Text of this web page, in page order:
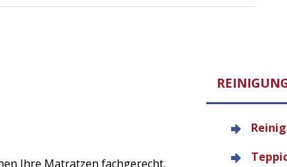
Ihre Matratzen fachgerecht.